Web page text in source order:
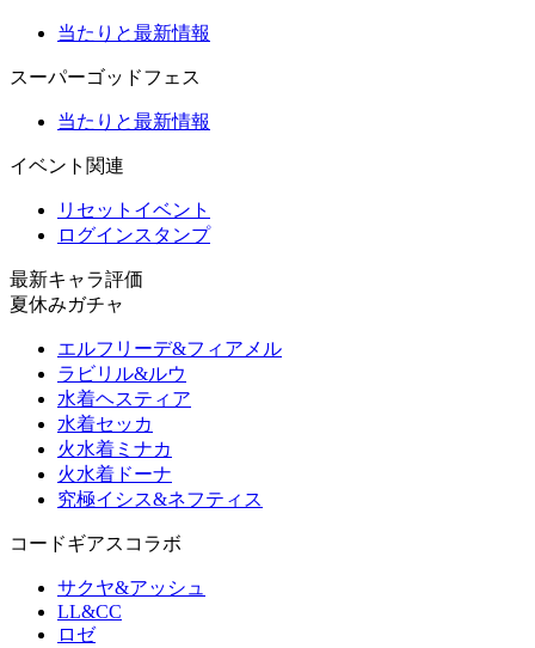
当たりと最新情報
スーパーゴッドフェス
当たりと最新情報
イベント関連
リセットイベント
ログインスタンプ
最新キャラ評価
夏休みガチャ
エルフリーデ&フィアメル
ラビリル&ルウ
水着ヘスティア
水着セッカ
火水着ミナカ
火水着ドーナ
究極イシス&ネフティス
コードギアスコラボ
サクヤ&アッシュ
LL&CC
ロゼ